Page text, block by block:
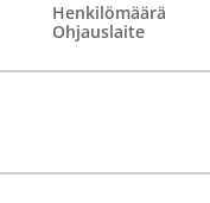
Henkilömäärä
Ohjauslaite